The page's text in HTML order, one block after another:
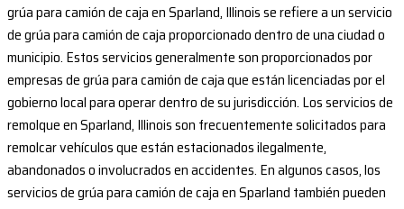
grúa para camión de caja en Sparland, Illinois se refiere a un servicio
de grúa para camión de caja proporcionado dentro de una ciudad o
municipio. Estos servicios generalmente son proporcionados por
empresas de grúa para camión de caja que están licenciadas por el
gobierno local para operar dentro de su jurisdicción. Los servicios de
remolque en Sparland, Illinois son frecuentemente solicitados para
remolcar vehículos que están estacionados ilegalmente,
abandonados o involucrados en accidentes. En algunos casos, los
servicios de grúa para camión de caja en Sparland también pueden